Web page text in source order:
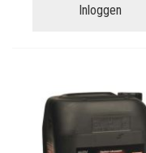
Inloggen